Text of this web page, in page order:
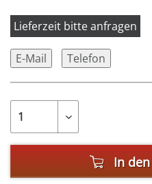
Lieferzeit bitte anfragen
E-Mail Telefon
In den